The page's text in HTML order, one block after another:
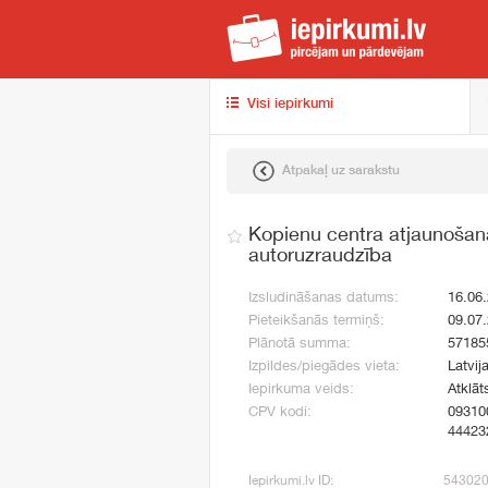
Visi iepirkumi
Atpakaļ uz sarakstu
Kopienu centra
autoruzraudzība
Izsludināšanas datums:
Pieteikšanās termiņš:
Plānotā summa:
Izpildes/piegādes vieta:
Iepirkuma veids:
CPV kodi:
Iepirkumi.lv ID: